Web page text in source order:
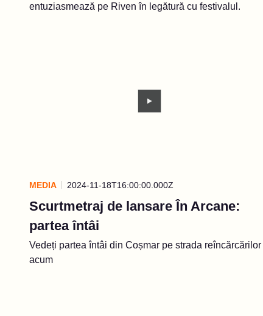
entuziasmează pe Riven în legătură cu festivalul.
MEDIA 2024-11-18T16:00:00.000Z
Scurtmetraj de lansare În Arcane:
partea întâi
Vedeți partea întâi din Coșmar pe strada reîncărcărilor
acum